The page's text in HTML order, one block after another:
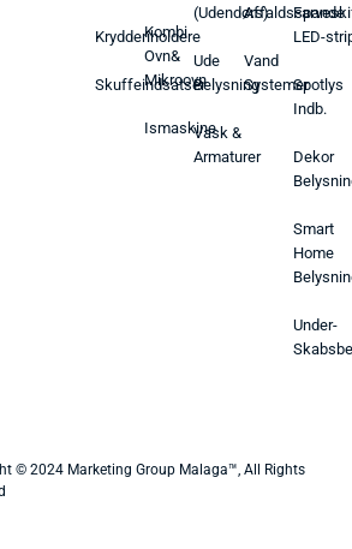
Krydderiholdere
Skuffeindsatser
Kombi
Ovn&
Mikroovn
Ismaskine
(Udendørs)
Ude
Belysning
Vask &
Armaturer
Affaldsspande
Vand
Systemer
LED-
Spotlys
Indb.
Dekor
Smart
Home
Under-
© 2024 Marketing Group Malaga™, All Rights